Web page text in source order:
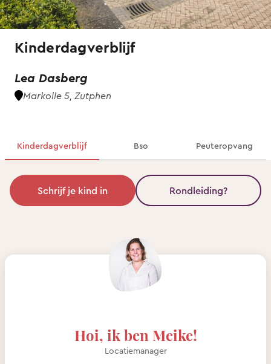
Kinderdagverblijf
Lea Dasberg
Markolle 5, Zutphen
Kinderdagverblijf Bso Peuteropvang
Schrijf je kind in Rondleiding?
Hoi, ik ben Meike!
Locatiemanager